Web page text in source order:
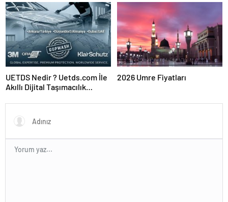
UETDS Nedir ? Uetds.com İle
Akıllı Dijital Taşımacılık
2026 Umre Fiyatları